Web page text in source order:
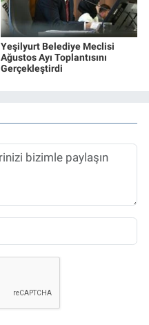
Yeşilyurt Belediye Meclisi
Ağustos Ayı Toplantısını
Gerçekleştirdi